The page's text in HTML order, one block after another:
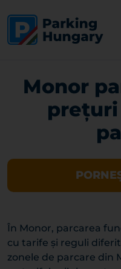
Monor
În Monor, parcarea
cu tarife și reguli
zonele de parcare din